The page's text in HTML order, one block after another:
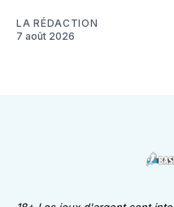
LA RÉDACTION
7 août 2026